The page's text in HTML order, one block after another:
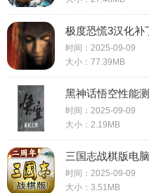
极度恐慌3汉化补
时间：2025-09-09
大小：77.39MB
黑神话悟空性能
时间：2025-09-09
大小：2.19MB
三国志战棋版电
时间：2025-09-09
大小：3.51MB